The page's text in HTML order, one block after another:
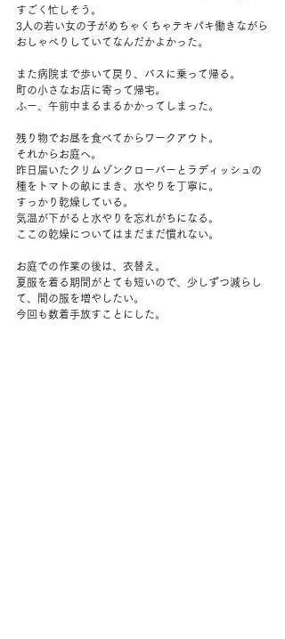
すごく忙しそう。
3人の若い女の子がめちゃくちゃテキパキ働きながら
おしゃべりしていてなんだかよかった。
また病院まで歩いて戻り、バスに乗って帰る。
町の小さなお店に寄って帰宅。
ふー、午前中まるまるかかってしまった。
残り物でお昼を食べてからワークアウト。
それからお庭へ。
昨日届いたクリムゾンクローバーとラディッシュの
種をトマトの畝にまき、水やりを丁寧に。
すっかり乾燥している。
気温が下がると水やりを忘れがちになる。
ここの乾燥についてはまだまだ慣れない。
お庭での作業の後は、衣替え。
夏服を着る期間がとても短いので、少しずつ減らし
て、間の服を増やしたい。
今回も数着手放すことにした。